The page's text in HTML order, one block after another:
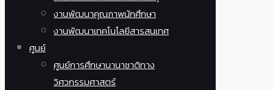
งานพัฒนาคุณภาพนักศึกษา
งานพัฒนาเทคโนโลยีสารสนเทศ
ศูนย์
ศูนย์การศึกษานานาชาติทาง
วิศวกรรมศาสตร์